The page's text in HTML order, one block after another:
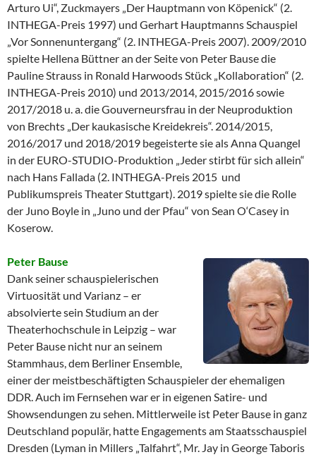
Arturo Ui“, Zuckmayers „Der Hauptmann von Köpenick“ (2.
INTHEGA-Preis 1997) und Gerhart Hauptmanns Schauspiel
„Vor Sonnenuntergang“ (2. INTHEGA-Preis 2007). 2009/2010
spielte Hellena Büttner an der Seite von Peter Bause die
Pauline Strauss in Ronald Harwoods Stück „Kollaboration“ (2.
INTHEGA-Preis 2010) und 2013/2014, 2015/2016 sowie
2017/2018 u. a. die Gouverneursfrau in der Neuproduktion
von Brechts „Der kaukasische Kreidekreis“. 2014/2015,
2016/2017 und 2018/2019 begeisterte sie als Anna Quangel
in der EURO-STUDIO-Produktion „Jeder stirbt für sich allein“
nach Hans Fallada (2. INTHEGA-Preis 2015 und
Publikumspreis Theater Stuttgart). 2019 spielte sie die Rolle
der Juno Boyle in „Juno und der Pfau“ von Sean O‘Casey in
Koserow.
Peter Bause
Dank seiner schauspielerischen
Virtuosität und Varianz – er
absolvierte sein Studium an der
Theaterhochschule in Leipzig – war
Peter Bause nicht nur an seinem
Stammhaus, dem Berliner Ensemble,
einer der meistbeschäftigten Schauspieler der ehemaligen
DDR. Auch im Fernsehen war er in eigenen Satire- und
Showsendungen zu sehen. Mittlerweile ist Peter Bause in ganz
Deutschland populär, hatte Engagements am Staatsschauspiel
Dresden (Lyman in Millers „Talfahrt“, Mr. Jay in George Taboris